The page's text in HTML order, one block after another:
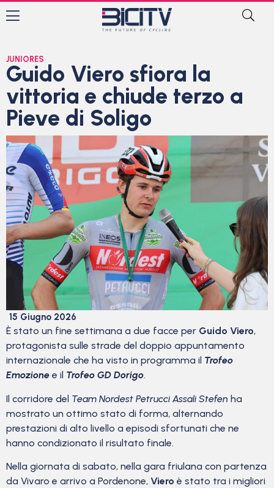
JUNIORES
Guido Viero sfiora la
vittoria e chiude terzo a
Pieve di Soligo
15 Giugno 2026
È stato un fine settimana a due facce per Guido Viero,
protagonista sulle strade del doppio appuntamento
internazionale che ha visto in programma il Trofeo
Emozione e il Trofeo GD Dorigo.
Il corridore del Team Nordest Petrucci Assali Stefen ha
mostrato un ottimo stato di forma, alternando
prestazioni di alto livello a episodi sfortunati che ne
hanno condizionato il risultato finale.
Nella giornata di sabato, nella gara friulana con partenza
da Vivaro e arrivo a Pordenone, Viero è stato tra i migliori